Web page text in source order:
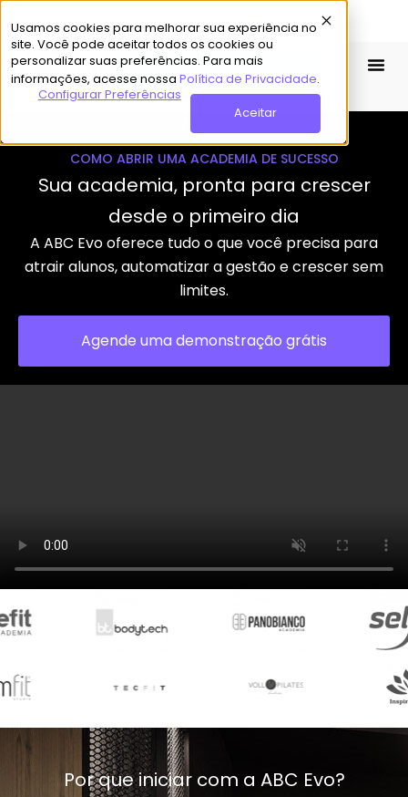
Usamos cookies para melhorar sua experiência no
site. Você pode aceitar todos os cookies ou
personalizar suas preferências. Para mais
informações, acesse nossa Política de Privacidade.
Configurar Preferências
Aceitar
Demo Grátis
COMO ABRIR UMA ACADEMIA DE SUCESSO
Sua academia, pronta para crescer
desde o primeiro dia
A ABC Evo oferece tudo o que você precisa para
atrair alunos, automatizar a gestão e crescer sem
limites.
Agende uma demonstração grátis
Por que iniciar com a ABC Evo?